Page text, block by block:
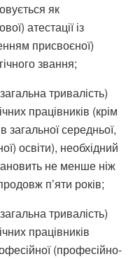
як
атестації із
присвоєної)
звання;
тривалість)
працівників (крім
загальної середньої,
освіти), необхідний
не менше ніж
п’яти років;
тривалість)
працівників
(професійно-